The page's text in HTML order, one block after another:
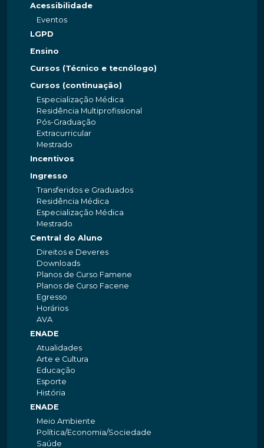
Acessibilidade
Eventos
LGPD
Ensino
Cursos (Técnico e tecnólogo)
Cursos (continuação)
Especialização Médica
Residência Multiprofissional
Pós-Graduação
Extracurricular
Mestrado
Incentivos
Ingresso
Transferidos e Graduados
Residência Médica
Especialização Médica
Mestrado
Central do Aluno
Direitos e Deveres
Downloads
Planos de Curso Famene
Planos de Curso Facene
Egresso
Horários
AVA
ENADE
Atualidades
Arte e Cultura
Educação
Esporte
História
ENADE
Meio Ambiente
Política/Economia/Sociedade
Saúde